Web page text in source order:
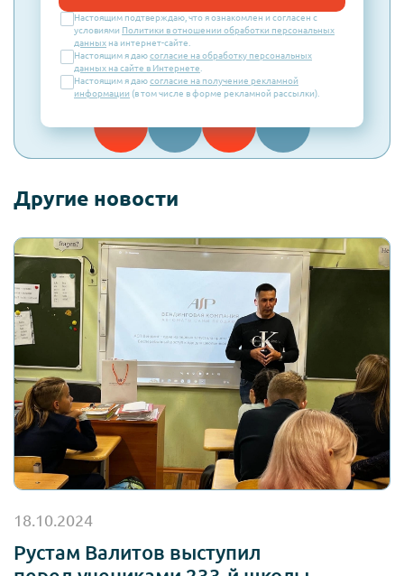
Настоящим подтверждаю, что я ознакомлен и согласен с
условиями Политики в отношении обработки персональных
данных на интернет-сайте.
Настоящим я даюсогласие на обработку персональных
данных на сайте в Интернете.
Настоящим я даюсогласие на получение рекламной
информации (в том числе в форме рекламной рассылки).
Другие новости
18.10.2024
Рустам Валитов выступил